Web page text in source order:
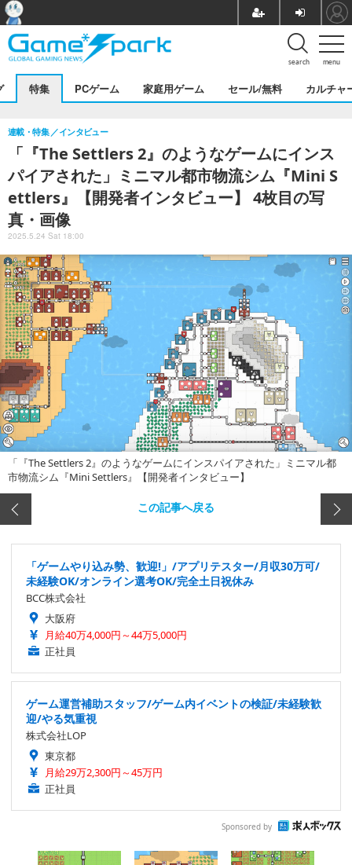
menu
search
特集 PCゲーム 家庭用ゲーム セール/無料 カルチャ
「『The Settlers 2』のようなゲームにインス
パイアされた」ミニマル都市物流シム『Mini S
ettlers』【開発者インタビュー】 4枚目の写
真・画像
連載・特集 インタビュー
2025.5.24 Sat 18:00
「『The Settlers 2』のようなゲームにインスパイアされた」ミニマル都
市物流シム『Mini Settlers』【開発者インタビュー】
この記事へ戻る
「ゲームやり込み勢、歓迎!」/アプリテスター/月収30万可/
未経験OK/オンライン選考OK/完全土日祝休み
BCC株式会社
大阪府
月給40万4,000円～44万5,000円
正社員
ゲーム運営補助スタッフ/ゲーム内イベントの検証/未経験歓
迎/やる気重視
株式会社LOP
東京都
月給29万2,300円～45万円
正社員
Sponsored by